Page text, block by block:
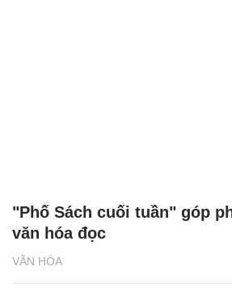
VĂN HÓA
"Phố Sách cuối tuần" góp
văn hóa đọc